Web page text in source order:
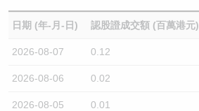
日期 (年-月-日) 認股證成交額 (百萬港元)
2026-08-07 0.12
2026-08-06 0.02
2026-08-05 0.01